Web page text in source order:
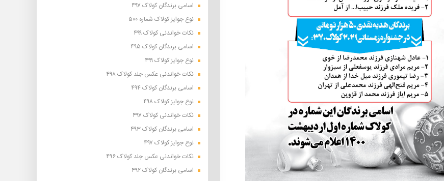
اسامی برندگان کولاک ۴۹۷
نوع جوایز کولاک شماره ۵۰۰
نکات خواندنی کولاک ۴۹۹
اسامی برندگان کولاک ۴۹۵
نوع جوایز کولاک ۴۹۹
نکات خواندنی عکس جلد کولاک ۴۹۸
اسامی برندگان کولاک ۴۹۴
نوع جوایز کولاک ۴۹۸
نکات خواندنی کولاک ۴۹۷
اسامی برندگان کولاک ۴۹۳
نوع جوایز کولاک ۴۹۷
نکات خواندنی عکس جلد کولاک ۴۹۶
اسامی برندگان کولاک ۴۹۲